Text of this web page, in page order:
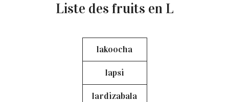
Liste des fruits en L
lakoocha
lapsi
lardizabala